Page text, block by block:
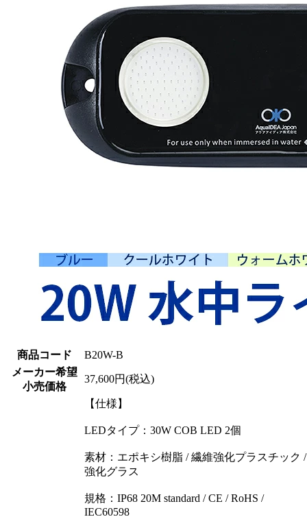
商品コード
B20W-B
メーカー希望
小売価格
37,600円(税込)
【仕様】
LEDタイプ：30W COB LED 2個
素材：エポキシ樹脂 / 繊維強化プラスチック /
強化グラス
規格：IP68 20M standard / CE / RoHS /
IEC60598